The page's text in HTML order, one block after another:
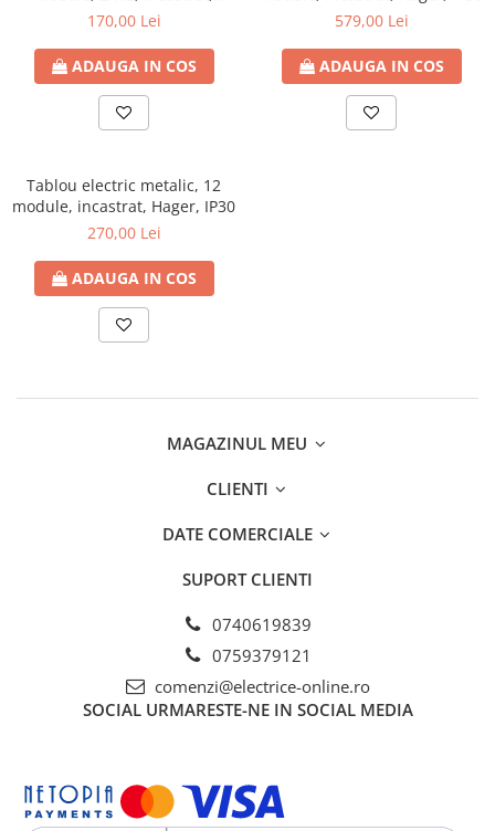
Blocuri de distributie
Busbar
Cleme cu conexiune rapida
Cleme derivatie
Cleme Wago
Dispozitive stingere incendii
tablouri
Pini terminali
Compensarea puterii reactive
Separatoare si fuzibile de curent
Descarcatoare de curent continuu
Contactoare modulare
Relee de timp
Separatoare de sarcina
Hager, IP40, cu usa mata
170,00 Lei
ADAUGA IN COS
579,00 Lei
ADAUGA IN COS
Tablou electric metalic, 12
module, incastrat, Hager, IP30
270,00 Lei
ADAUGA IN COS
MAGAZINUL MEU
CLIENTI
DATE COMERCIALE
SUPORT CLIENTI
0740619839
0759379121
comenzi@electrice-online.ro
SOCIAL URMARESTE-NE IN SOCIAL MEDIA